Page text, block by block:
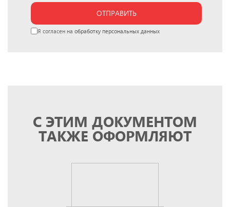
ОТПРАВИТЬ
Я согласен на обработку персональных данных
С ЭТИМ ДОКУМЕНТОМ
ТАКЖЕ ОФОРМЛЯЮТ